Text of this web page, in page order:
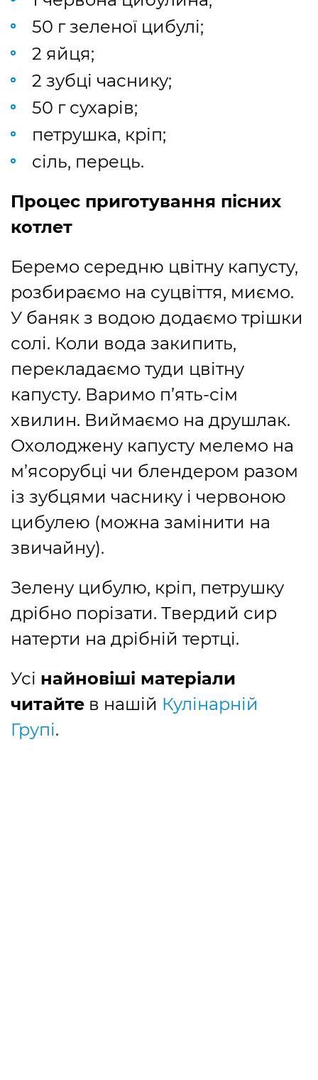
50 г зеленої цибулі;
2 яйця;
2 зубці часнику;
50 г сухарів;
петрушка, кріп;
сіль, перець.
Процес приготування пісних
котлет
Беремо середню цвітну капусту,
розбираємо на суцвіття, миємо.
У баняк з водою додаємо трішки
солі. Коли вода закипить,
перекладаємо туди цвітну
капусту. Варимо п’ять-сім
хвилин. Виймаємо на друшлак.
Охолоджену капусту мелемо на
м’ясорубці чи блендером разом
із зубцями часнику і червоною
цибулею (можна замінити на
звичайну).
Зелену цибулю, кріп, петрушку
дрібно порізати. Твердий сир
натерти на дрібній тертці.
Усі найновіші матеріали
читайте в нашій Кулінарній
Групі.